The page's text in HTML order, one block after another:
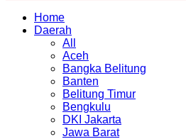
Home
Daerah
All
Aceh
Bangka Belitung
Banten
Belitung Timur
Bengkulu
DKI Jakarta
Jawa Barat